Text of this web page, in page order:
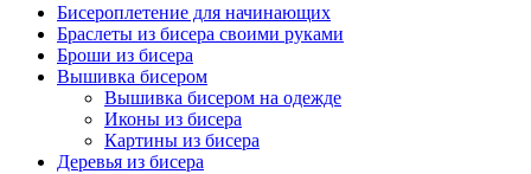
Бисероплетение для начинающих
Браслеты из бисера своими руками
Броши из бисера
Вышивка бисером
Вышивка бисером на одежде
Иконы из бисера
Картины из бисера
Деревья из бисера